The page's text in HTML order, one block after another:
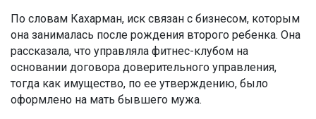
По словам Кахарман, иск связан с бизнесом, которым
она занималась после рождения второго ребенка. Она
рассказала, что управляла фитнес-клубом на
основании договора доверительного управления,
тогда как имущество, по ее утверждению, было
оформлено на мать бывшего мужа.